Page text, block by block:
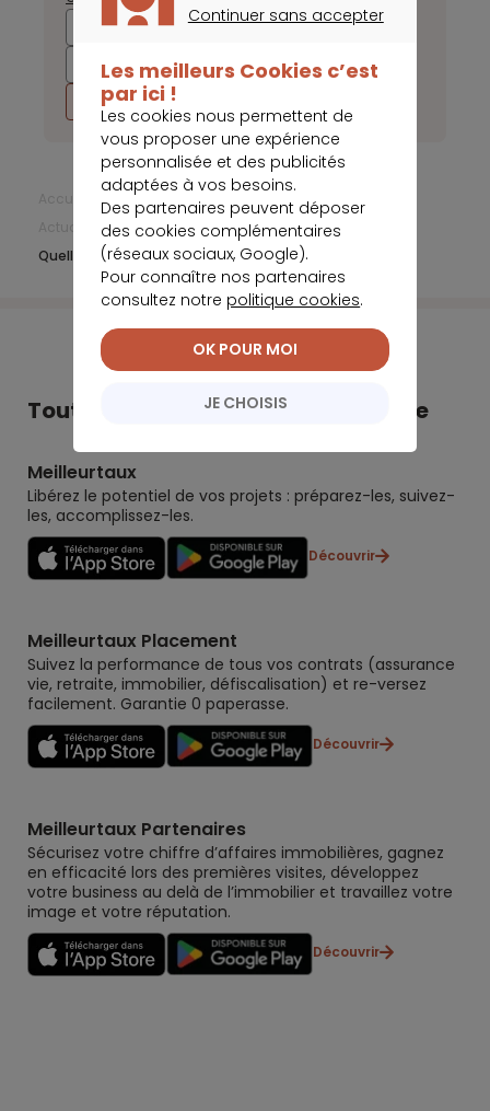
2026 2025 2024
2023
2022
2021 2020
2019
2018
2017
Banque en ligne
Actualités Banque en Ligne
Février 2018
Quelle banque a le plus d’influence sur le Web ?
Tout Meilleurtaux dans votre poche
Meilleurtaux
Libérez le potentiel de vos projets : préparez-les, suivez-
les, accomplissez-les.
Découvrir
Meilleurtaux Placement
Suivez la performance de tous vos contrats (assurance
vie, retraite, immobilier, défiscalisation) et re-versez
facilement. Garantie 0 paperasse.
Découvrir
Meilleurtaux Partenaires
Sécurisez votre chiffre d’affaires immobilières, gagnez
en efficacité lors des premières visites, développez
votre business au delà de l’immobilier et travaillez votre
image et votre réputation.
Découvrir
Continuer sans accepter
Les meilleurs Cookies c’est
par ici !
Les cookies nous permettent de
vous proposer une expérience
personnalisée et des publicités
adaptées à vos besoins.
Des partenaires peuvent déposer
des cookies complémentaires
(réseaux sociaux, Google).
Pour connaître nos partenaires
consultez notre politique cookies.
JE CHOISIS
OK POUR MOI